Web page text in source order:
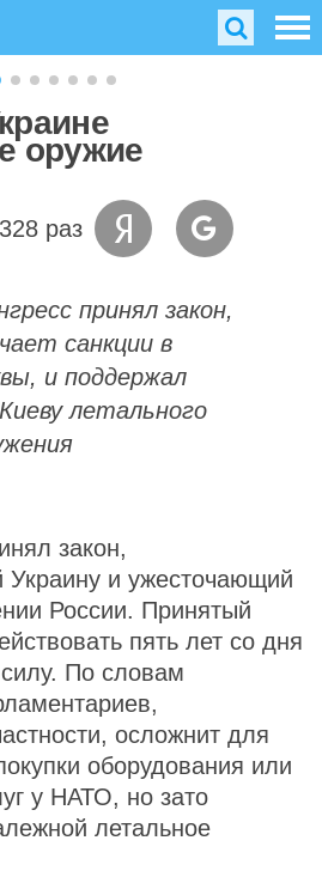
оружие
раз
принял закон,
санкции в
и поддержал
летального
закон,
и ужесточающий
России. Принятый
пять лет со дня
По словам
осложнит для
оборудования или
у НАТО, но зато
летальное